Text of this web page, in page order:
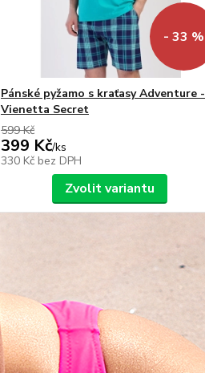
- 33 %
Pánské pyžamo s kraťasy Adventure -
Vienetta Secret
599 Kč
399 Kč/ks
330 Kč bez DPH
Zvolit variantu